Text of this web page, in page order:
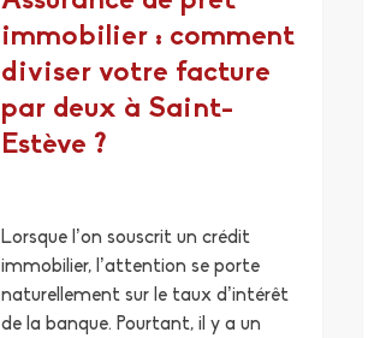
immobilier : comment
diviser votre facture
par deux à Saint-
Estève ?
Lorsque l’on souscrit un crédit
immobilier, l’attention se porte
naturellement sur le taux d’intérêt
de la banque. Pourtant, il y a un